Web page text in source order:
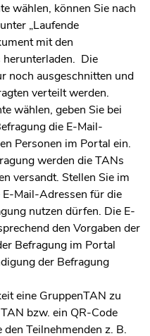
wählen, können Sie nach
„Laufende
mit den
Die
noch ausgeschnitten und
verteilt werden.
wählen, geben Sie bei
die E-Mail-
Personen im Portal ein.
werden die TANs
versandt. Stellen Sie im
Mail-Adressen für die
nutzen dürfen. Die E-
den Vorgaben der
Befragung im Portal
der Befragung
eine GruppenTAN zu
bzw. ein QR-Code
Teilnehmenden z. B.